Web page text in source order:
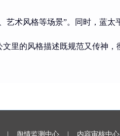
艺术风格等场景”。同时，蓝太
里的风格描述既规范又传神，
| 舆情监测中心 | 内容审核中心